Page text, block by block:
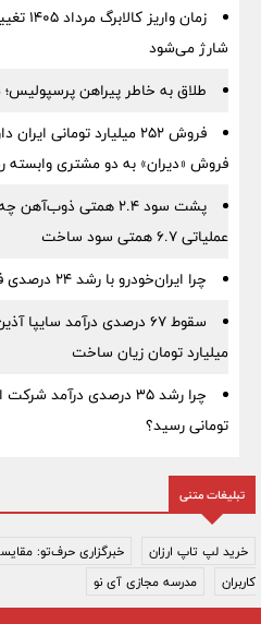
زمان
شارژ می‌شود
طلاق به خاطر پیراهن
فروش ۲۵۲ میلیارد تومانی
فروش «دیران» به دو مشتری وابسته
پشت سود ۲.۴ همتی
عملیاتی ۶.۷ همتی سود ساخت
چرا ایران‌خودرو با رشد ۲۴ درصدی فروش، ۲۲.۵ همت زیان ساخت؟
میلیارد تومان زیان ساخت
تومانی رسید؟
تبلیغات متنی
خرید لپ تاپ ارزان
خبرگزاری حرف‌تو:
کاربران
مدرسه مجازی آی نو